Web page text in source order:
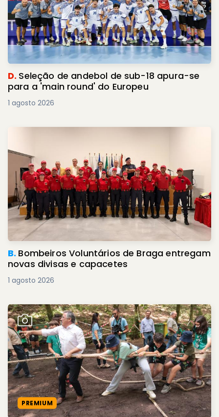
D. Seleção de andebol de sub-18 apura-se
para a 'main round' do Europeu
1 agosto 2026
B. Bombeiros Voluntários de Braga entregam
novas divisas e capacetes
1 agosto 2026
PREMIUM